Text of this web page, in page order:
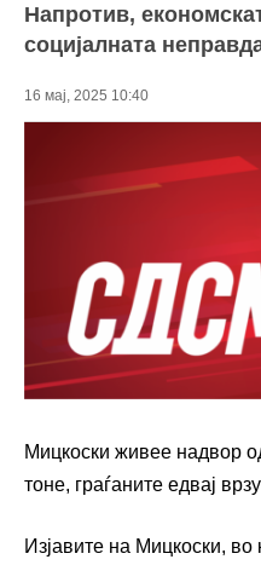
Напротив,
социјалната
16 мај, 2025 10:40
Мицкоски живее надвор
тоне, граѓаните едвај
Изјавите на Мицкоски, во